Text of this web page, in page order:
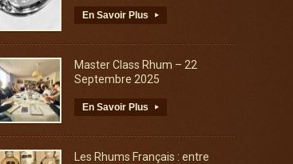
En Savoir Plus ▸
Master Class Rhum – 22
Septembre 2025
En Savoir Plus ▸
Les Rhums Français : entre